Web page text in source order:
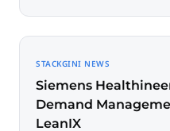
STACKGINI NEWS
Siemens
Demand
LeanIX